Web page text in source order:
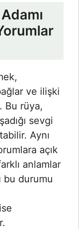
ve ilişki
Bu rüya,
sevgi
Aynı
açık
anlamlar
bu durumu